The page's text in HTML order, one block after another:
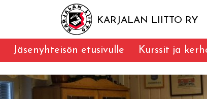
KARJALAN LIITTO RY
Jäsenyhteisön etusivulle Kurssit ja